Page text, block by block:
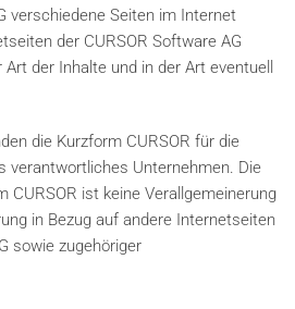
verschiedene Seiten im Internet
der CURSOR Software AG
der Inhalte und in der Art eventuell
die Kurzform CURSOR für die
verantwortliches Unternehmen. Die
CURSOR ist keine Verallgemeinerung
in Bezug auf andere Internetseiten
sowie zugehöriger